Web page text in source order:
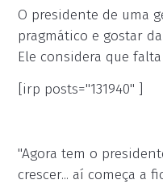
O presidente de uma
pragmático e gostar
Ele considera que
[irp posts="131940" ]
"Agora tem o
crescer... aí começa a